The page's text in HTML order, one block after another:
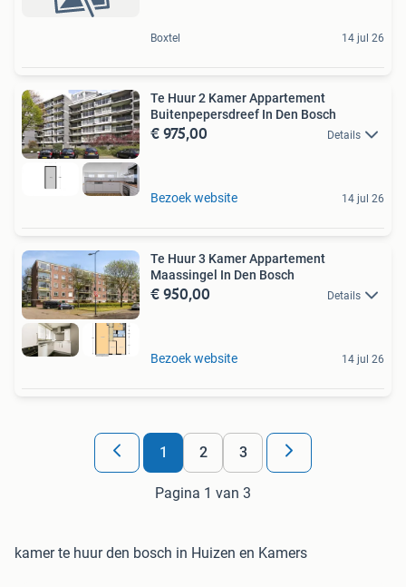
Boxtel 14 jul 26
Te Huur 2 Kamer Appartement
Buitenpepersdreef In Den Bosch
€ 975,00 Details
Bezoek website 14 jul 26
Te Huur 3 Kamer Appartement
Maassingel In Den Bosch
€ 950,00 Details
Bezoek website 14 jul 26
1 2 3
Pagina 1 van 3
kamer te huur den bosch in Huizen en Kamers